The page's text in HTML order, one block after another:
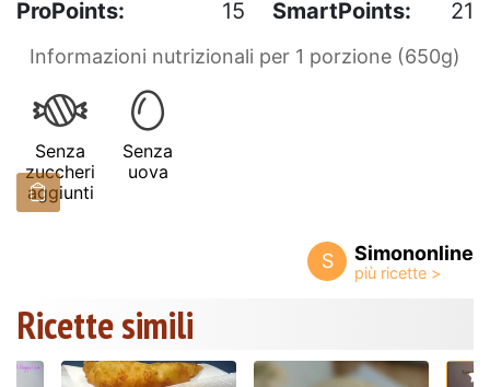
ProPoints:
15 SmartPoints: 21
Informazioni nutrizionali per 1 porzione (650g)
Senza
zuccheri
aggiunti
Senza
uova
S Simononline
Ricette simili